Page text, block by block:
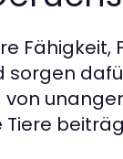
Fähigkeit,
sorgen
Tiere